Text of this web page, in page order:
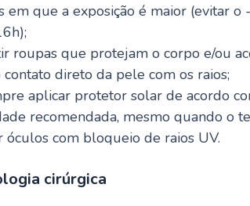
em que a exposição é maior (evitar o
roupas que protejam o corpo e/ou
contato direto da pele com os raios;
aplicar protetor solar de acordo
recomendada, mesmo quando o
óculos com bloqueio de raios UV.
cirúrgica